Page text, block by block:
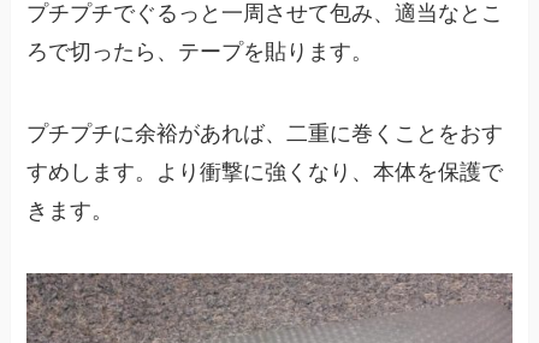
プチプチでぐるっと一周させて包み、適当なとこ
ろで切ったら、テープを貼ります。
プチプチに余裕があれば、二重に巻くことをおす
すめします。より衝撃に強くなり、本体を保護で
きます。